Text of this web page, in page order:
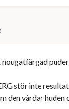
nougatfärgad
stör inte
den vårdar huden